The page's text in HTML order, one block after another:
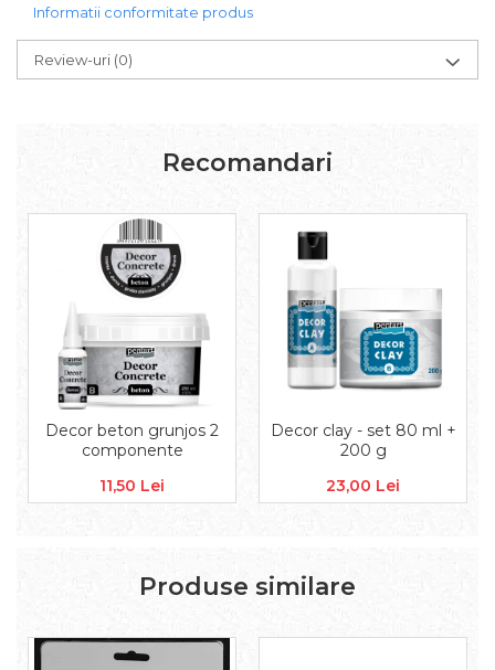
Panglici, snururi, sarma
Dantela
Panglici craciun
Sticla
Stampile, sigilii
Baze stampile
Stampile lemn
Stampile silicon
Ustensile, aparate
Ceramica
Informatii conformitate produs
Review-uri (0)
Recomandari
Decor beton grunjos 2
componente
11,50 Lei
Decor clay - set 80 ml +
200 g
23,00 Lei
Produse similare